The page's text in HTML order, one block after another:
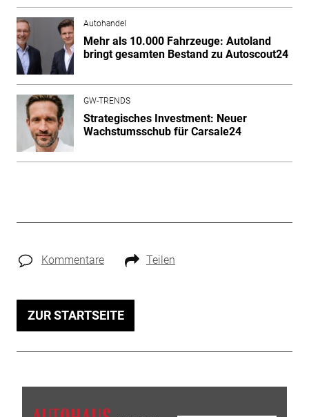
Autohandel
Mehr als 10.000 Fahrzeuge: Autoland
bringt gesamten Bestand zu Autoscout24
GW-TRENDS
Strategisches Investment: Neuer
Wachstumsschub für Carsale24
Kommentare Teilen
ZUR STARTSEITE